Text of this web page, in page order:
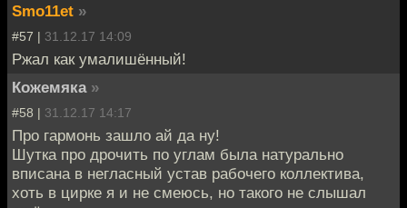
Smo11et »
#57 | 31.12.17 14:09
Ржал как умалишённый!
Кожемяка »
#58 | 31.12.17 14:17
Про гармонь зашло ай да ну!
Шутка про дрочить по углам была натурально
вписана в негласный устав рабочего коллектива,
хоть в цирке я и не смеюсь, но такого не слышал